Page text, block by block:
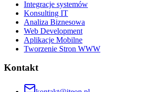
Integracje systemów
Konsulting IT
Analiza Biznesowa
Web Development
Aplikacje Mobilne
Tworzenie Stron WWW
Kontakt